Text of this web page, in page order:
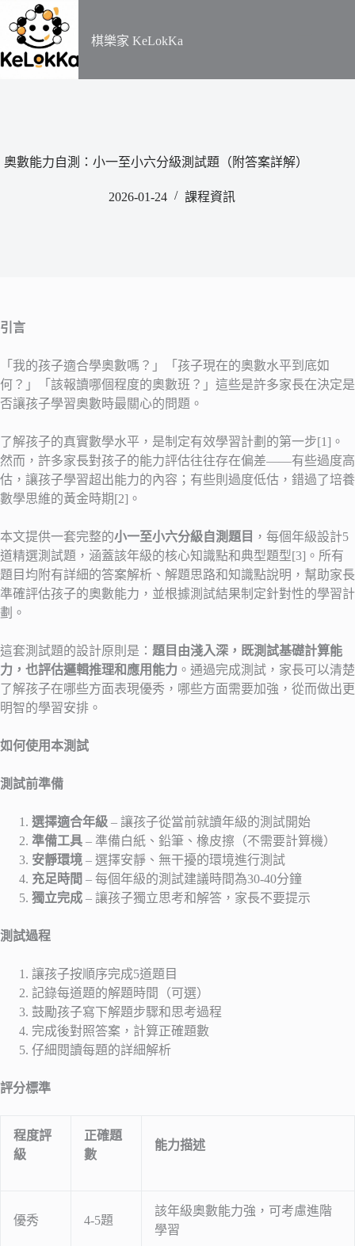
​棋樂家 KeLokKa
奧數能力自測：小一至小六分級測試題（附答案詳解）
2026-01-24 課程資訊
引言
「我的孩子適合學奧數嗎？」「孩子現在的奧數水平到底如
何？」「該報讀哪個程度的奧數班？」這些是許多家長在決定是
否讓孩子學習奧數時最關心的問題。
了解孩子的真實數學水平，是制定有效學習計劃的第一步[1]。
然而，許多家長對孩子的能力評估往往存在偏差——有些過度高
估，讓孩子學習超出能力的內容；有些則過度低估，錯過了培養
數學思維的黃金時期[2]。
本文提供一套完整的小一至小六分級自測題目 ，每個年級設計5
道精選測試題，涵蓋該年級的核心知識點和典型題型[3]。所有
題目均附有詳細的答案解析、解題思路和知識點說明，幫助家長
準確評估孩子的奧數能力，並根據測試結果制定針對性的學習計
劃。
這套測試題的設計原則是： 題目由淺入深，既測試基礎計算能
力，也評估邏輯推理和應用能力 。通過完成測試，家長可以清楚
了解孩子在哪些方面表現優秀，哪些方面需要加強，從而做出更
明智的學習安排。
如何使用本測試
測試前準備
選擇適合年級 – 讓孩子從當前就讀年級的測試開始
準備工具 – 準備白紙、鉛筆、橡皮擦（不需要計算機）
安靜環境 – 選擇安靜、無干擾的環境進行測試
充足時間 – 每個年級的測試建議時間為30-40分鐘
獨立完成 – 讓孩子獨立思考和解答，家長不要提示
測試過程
讓孩子按順序完成5道題目
記錄每道題的解題時間（可選）
鼓勵孩子寫下解題步驟和思考過程
完成後對照答案，計算正確題數
仔細閱讀每題的詳細解析
評分標準
程度評
級
正確題
數
能力描述
優秀 4-5題
該年級奧數能力強，可考慮進階
學習